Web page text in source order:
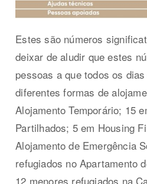
Estes são números
deixar de aludir que estes
pessoas a que todos os
diferentes formas de
Alojamento Temporário; 15
Partilhados; 5 em Housing
Alojamento de Emergência
refugiados no Apartamento
12 menores refugiados na